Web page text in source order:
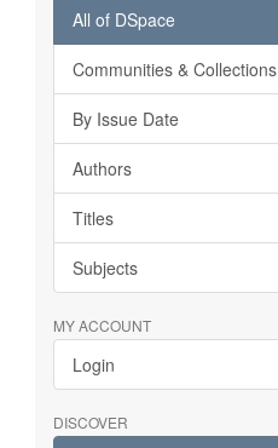
All of DSpace
Communities & Collections
By Issue Date
Authors
Titles
Subjects
MY ACCOUNT
Login
DISCOVER